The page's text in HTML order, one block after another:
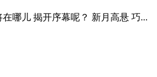
哪儿 揭开序幕呢？ 新月高悬 巧...